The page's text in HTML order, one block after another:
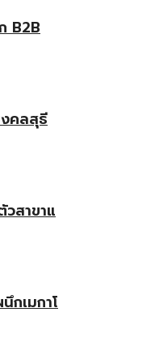
B2B
งคลสุธี
วสาขาแ
กเมกาโ